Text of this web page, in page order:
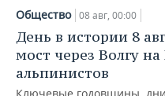
Общество 08 авг, 00:00
День в истории 8
мост через Волгу
альпинистов